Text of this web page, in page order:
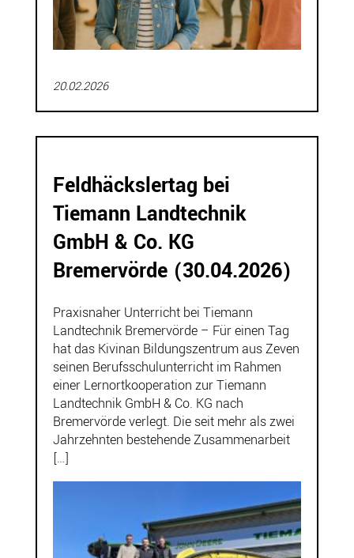
20.02.2026
Feldhäckslertag bei
Tiemann Landtechnik
GmbH & Co. KG
Bremervörde (30.04.2026)
Praxisnaher Unterricht bei Tiemann
Landtechnik Bremervörde – Für einen Tag
hat das Kivinan Bildungszentrum aus Zeven
seinen Berufsschulunterricht im Rahmen
einer Lernortkooperation zur Tiemann
Landtechnik GmbH & Co. KG nach
Bremervörde verlegt. Die seit mehr als zwei
Jahrzehnten bestehende Zusammenarbeit
[…]